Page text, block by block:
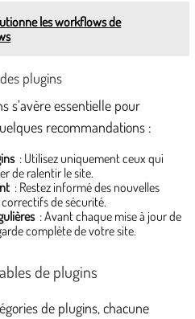
les workflows de
plugins
s’avère essentielle pour
recommandations :
: Utilisez uniquement ceux qui
de ralentir le site.
: Restez informé des nouvelles
de sécurité.
: Avant chaque mise à jour de
complète de votre site.
de plugins
de plugins, chacune